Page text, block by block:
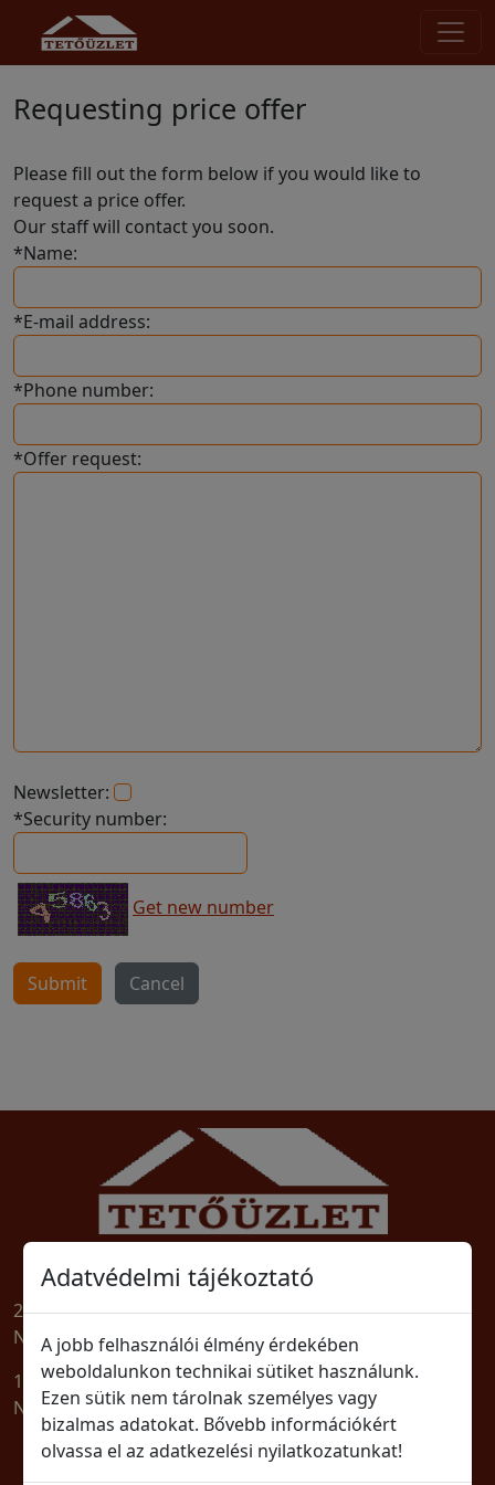
Requesting price offer
Please fill out the form below if you would like to
request a price offer.
Our staff will contact you soon.
*Name:
*E-mail address:
*Phone number:
*Offer request:
Newsletter:
*Security number:
Get new number
Tető-Zsindely Építőanyag Szaküzlet
2030 Érd, Balatoni út 1/E. Tel: (23)364-561
Nyitvatartás: H-P 8:00-16:00, Szo 8:00-12:00
1039 Budapest, Árpád u. 76. Tel: (1)250-3060
Nyitvatartás: H-P 8:00-16:00
©2009-2026www.tetouzlet.huAll Rights Reserved.
Adatvédelmi tájékoztató
A jobb felhasználói élmény érdekében
weboldalunkon technikai sütiket használunk.
Ezen sütik nem tárolnak személyes vagy
bizalmas adatokat. Bővebb információkért
olvassa el az adatkezelési nyilatkozatunkat!